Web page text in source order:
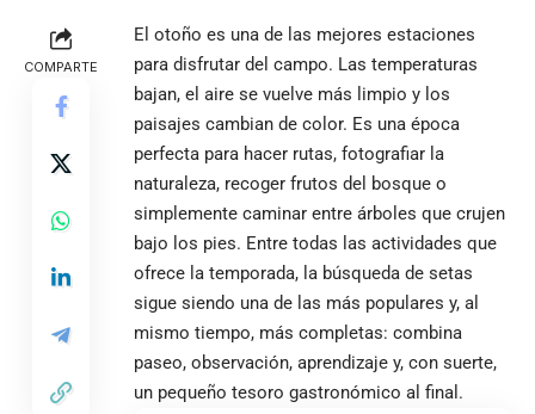
COMPARTE
El otoño es una de las mejores estaciones
para disfrutar del campo. Las temperaturas
bajan, el aire se vuelve más limpio y los
paisajes cambian de color. Es una época
perfecta para hacer rutas, fotografiar la
naturaleza, recoger frutos del bosque o
simplemente caminar entre árboles que crujen
bajo los pies. Entre todas las actividades que
ofrece la temporada, la búsqueda de setas
sigue siendo una de las más populares y, al
mismo tiempo, más completas: combina
paseo, observación, aprendizaje y, con suerte,
un pequeño tesoro gastronómico al final.